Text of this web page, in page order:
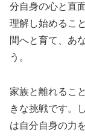
分自身の心と直
理解し始めるこ
間へと育て、あ
う。
家族と離れるこ
きな挑戦です。
は自分自身の力